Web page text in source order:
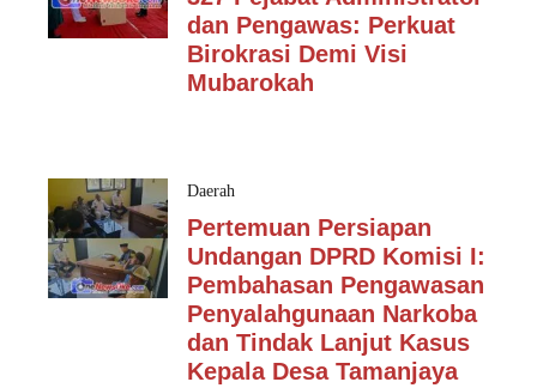
dan Pengawas: Perkuat
Birokrasi Demi Visi
Mubarokah
Daerah
Pertemuan Persiapan
Undangan DPRD Komisi I:
Pembahasan Pengawasan
Penyalahgunaan Narkoba
dan Tindak Lanjut Kasus
Kepala Desa Tamanjaya